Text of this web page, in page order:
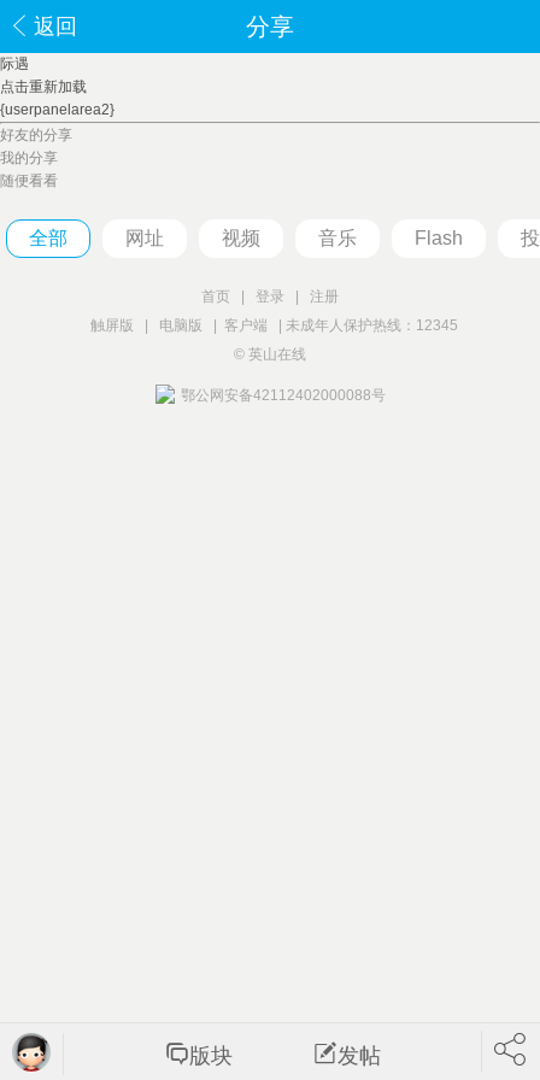
返回 分享
际遇
点击重新加载
{userpanelarea2}
好友的分享
我的分享
随便看看
全部 网址 视频 音乐 Flash
首页 登录
注册
触屏版
电脑版 客户端
未成年人保护热线：12345
© 英山在线
鄂公网安备42112402000088号
版块 发帖